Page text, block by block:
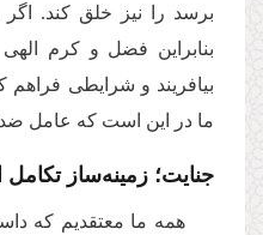
برسد را نیز خلق کند.
بنابراین فضل و کرم
بیافریند و شرایطی فراهم
ما در این است که عامل
جنایت؛ زمینه‌ساز
همه ما معتقدیم که